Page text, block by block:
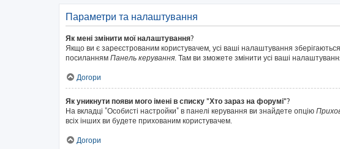
Параметри та налаштування
Як мені змінити мої налаштування?
Якщо ви є зареєстрованим користувачем, усі ваші налаштування
посиланням Панель керування. Там ви зможете змінити усі ваші
Догори
Як уникнути появи мого імені в списку "Хто зараз на форумі"?
На вкладці "Особисті настройки" в панелі керування ви знайдете опцію
всіх інших ви будете прихованим користувачем.
Догори